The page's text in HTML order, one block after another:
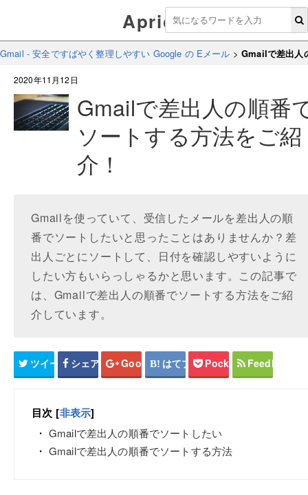
Aprico
Gmail - 安全ですばやく整理しやすい Google の Eメール >Gmailで差出人
2020年11月12日
Gmailで差出人の順番
ソートする方法をご紹
介！
Gmailを使っていて、受信したメールを差出人の順
番でソートしたいと思ったことはありませんか？差
出人ごとにソートして、日付を確認しやすいように
したい方もいらっしゃるかと思います。この記事で
は、Gmailで差出人の順番でソートする方法をご紹
介しています。
ツイート シェア Google+ はてブ Pocket Feedly
目次 [非表示]
Gmailで差出人の順番でソートしたい
Gmailで差出人の順番でソートする方法